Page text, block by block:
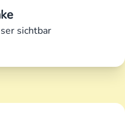
sichtbar